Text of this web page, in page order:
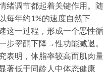
绪调节都起着关键作用。随
每年约1%的速度自然下
这一过程，形成一个恶性循
睾酮下降→性功能减退。
表明，体脂率较高而肌肉量
著低于同龄人中体态健康